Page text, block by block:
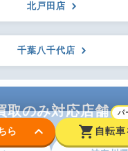
北戸田店
千葉八千代店
取のみ対応店舗
ら keyboard_arrow_down shopping_cart
パ
自転